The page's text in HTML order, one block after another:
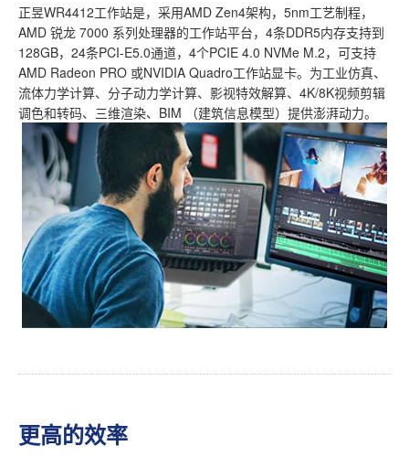
正昱WR4412工作站是，采用AMD Zen4架构，5nm工艺制程，
AMD 锐龙 7000 系列处理器的工作站平台，4条DDR5内存支持到
128GB，24条PCI-E5.0通道，4个PCIE 4.0 NVMe M.2，可支持
AMD Radeon PRO 或NVIDIA Quadro工作站显卡。为工业仿真、
流体力学计算、分子动力学计算、影视特效解算、4K/8K视频剪辑
调色和转码、三维渲染、BIM （建筑信息模型）提供澎湃动力。
更高的效率